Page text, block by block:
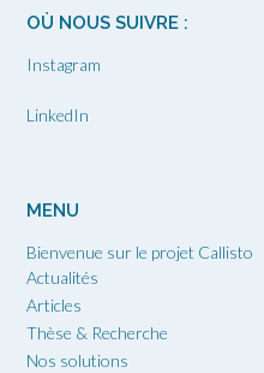
OÙ NOUS SUIVRE :
Instagram
LinkedIn
MENU
Bienvenue sur le projet Callisto
Actualités
Articles
Thèse & Recherche
Nos solutions